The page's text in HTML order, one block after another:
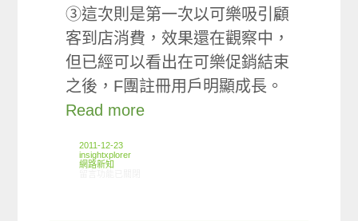
③這次則是第一次以可樂吸引顧
客到店消費，效果還在觀察中，
但已經可以看出在可樂促銷結束
之後，F團註冊用戶明顯成長。
Read more
2011-12-23
insightxplorer
網路新知